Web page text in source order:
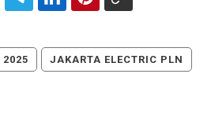
2025 JAKARTA ELECTRIC PLN